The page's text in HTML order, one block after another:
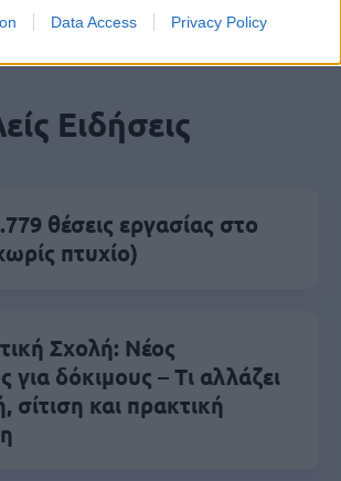
Data Access Privacy Policy
Ειδήσεις
θέσεις εργασίας στο
πτυχίο)
Σχολή: Νέος
για δόκιμους – Τι αλλάζει
σίτιση και πρακτική